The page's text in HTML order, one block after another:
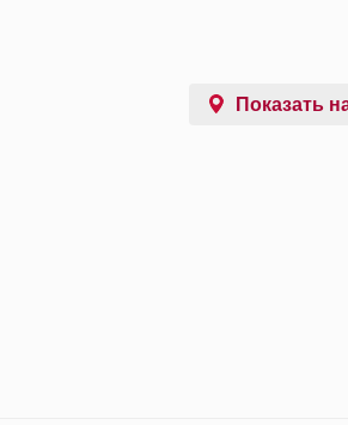
Показать